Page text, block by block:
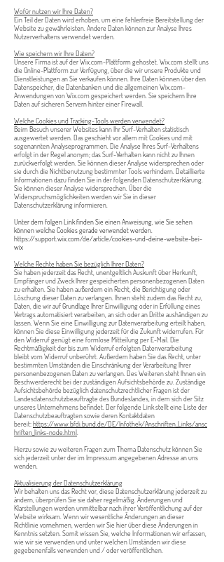
Wofür nutzen wir Ihre Daten?
Ein Teil der Daten wird erhoben, um eine fehlerfreie Bereitstellung der
Website zu gewährleisten. Andere Daten können zur Analyse Ihres
Nutzerverhaltens verwendet werden.
Wie speichern wir Ihre Daten?
Unsere Firma ist auf der Wix.com-Plattform gehostet. Wix.com stellt uns
die Online-Plattform zur Verfügung, über die wir unsere Produkte und
Dienstleistungen an Sie verkaufen können. Ihre Daten können über den
Datenspeicher, die Datenbanken und die allgemeinen Wix.com-
Anwendungen von Wix.com gespeichert werden. Sie speichern Ihre
Daten auf sicheren Servern hinter einer Firewall.
Welche Cookies und Tracking-Tools werden verwendet?
Beim Besuch unserer Websites kann Ihr Surf-Verhalten statistisch
ausgewertet werden. Das geschieht vor allem mit Cookies und mit
sogenannten Analyseprogrammen. Die Analyse Ihres Surf-Verhaltens
erfolgt in der Regel anonym; das Surf-Verhalten kann nicht zu Ihnen
zurückverfolgt werden. Sie können dieser Analyse widersprechen oder
sie durch die Nichtbenutzung bestimmter Tools verhindern. Detaillierte
Informationen dazu finden Sie in der folgenden Datenschutzerklärung.
Sie können dieser Analyse widersprechen. Über die
Widerspruchsmöglichkeiten werden wir Sie in dieser
Datenschutzerklärung informieren.
Unter dem folgen Link finden Sie einen Anweisung, wie Sie sehen
können welche Cookies gerade verwendet werden.
https://support.wix.com/de/article/cookies-und-deine-website-bei-
wix
Welche Rechte haben Sie bezüglich Ihrer Daten?
Sie haben jederzeit das Recht, unentgeltlich Auskunft über Herkunft,
Empfänger und Zweck Ihrer gespeicherten personenbezogenen Daten
zu erhalten. Sie haben außerdem ein Recht, die Berichtigung oder
Löschung dieser Daten zu verlangen. Ihnen steht zudem das Recht zu,
Daten, die wir auf Grundlage Ihrer Einwilligung oder in Erfüllung eines
Vertrags automatisiert verarbeiten, an sich oder an Dritte aushändigen zu
lassen. Wenn Sie eine Einwilligung zur Datenverarbeitung erteilt haben,
können Sie diese Einwilligung jederzeit für die Zukunft widerrufen. Für
den Widerruf genügt eine formlose Mitteilung per E-Mail. Die
Rechtmäßigkeit der bis zum Widerruf erfolgten Datenverarbeitung
bleibt vom Widerruf unberührt. Außerdem haben Sie das Recht, unter
bestimmten Umständen die Einschränkung der Verarbeitung Ihrer
personenbezogenen Daten zu verlangen. Des Weiteren steht Ihnen ein
Beschwerderecht bei der zuständigen Aufsichtsbehörde zu. Zuständige
Aufsichtsbehörde bezüglich datenschutzrechtlicher Fragen ist der
Landesdatenschutzbeauftragte des Bundeslandes, in dem sich der Sitz
unseres Unternehmens befindet. Der folgende Link stellt eine Liste der
Datenschutzbeauftragten sowie deren Kontaktdaten
bereit: https://www.bfdi.bund.de/DE/Infothek/Anschriften_Links/ansc
hriften_links-node.html
Hierzu sowie zu weiteren Fragen zum Thema Datenschutz können Sie
sich jederzeit unter der im Impressum angegebenen Adresse an uns
wenden.
Aktualisierungder Datenschutzerklärung
Wir behalten uns das Recht vor, diese Datenschutzerklärung jederzeit zu
ändern, überprüfen Sie sie daher regelmäßig. Änderungen und
Klarstellungen werden unmittelbar nach ihrer Veröffentlichung auf der
Website wirksam. Wenn wir wesentliche Änderungen an dieser
Richtlinie vornehmen, werden wir Sie hier über diese Änderungen in
Kenntnis setzten. Somit wissen Sie, welche Informationen wir erfassen,
wie wir sie verwenden und unter welchen Umständen wir diese
gegebenenfalls verwenden und / oder veröffentlichen.